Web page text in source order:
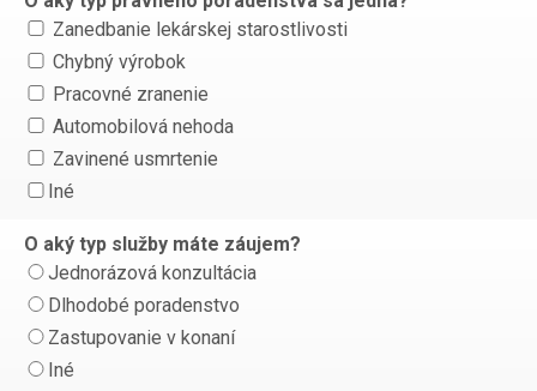
Zanedbanie lekárskej starostlivosti
Chybný výrobok
Pracovné zranenie
Automobilová nehoda
Zavinené usmrtenie
Iné
O aký typ služby máte záujem?
Jednorázová konzultácia
Dlhodobé poradenstvo
Zastupovanie v konaní
Iné